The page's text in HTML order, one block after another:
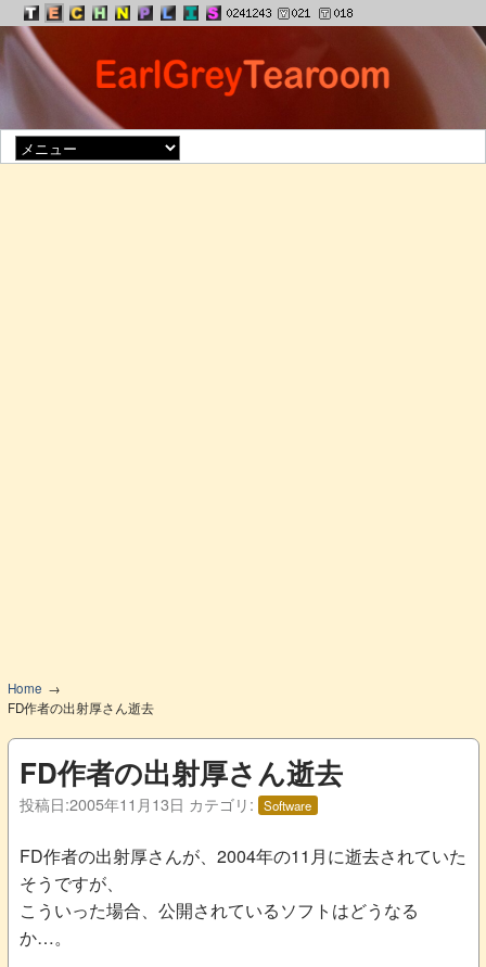
Home
FD作者の出射厚さん逝去
FD作者の出射厚さん逝去
投稿日:2005年11月13日 カテゴリ: Software
FD作者の出射厚さんが、2004年の11月に逝去されていた
そうですが、
こういった場合、公開されているソフトはどうなる
か…。